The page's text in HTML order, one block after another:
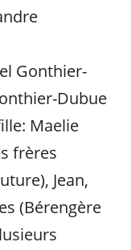
Gonthier-
Dubue
Maelie
frères
Jean,
(Bérengère